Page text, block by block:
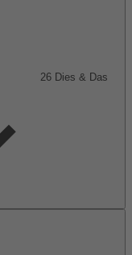
26 Dies & Das